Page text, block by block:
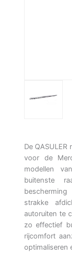
De
voor de
modellen
buitenste
strakke
autoruiten te
zo effectief
rijcomfort
optimaliseren